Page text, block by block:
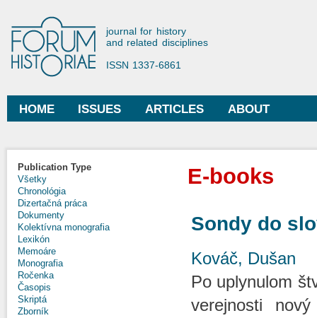
Forum Historiae
journal for history
and related disciplines
ISSN 1337-6861
Main menu
HOME ISSUES ARTICLES ABOUT
Publication Type
Všetky
Chronológia
Dizertačná práca
Dokumenty
Kolektívna monografia
Lexikón
Memoáre
Monografia
Ročenka
Časopis
Skriptá
Zborník
E-books
Sondy do
Kováč, Dušan
Po uplynulom
verejnosti